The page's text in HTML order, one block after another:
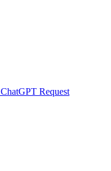
ChatGPT Request